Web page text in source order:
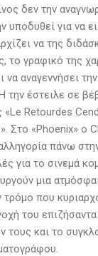
δεν την
υποδυθεί για να
να της
το γραφικό της
αναγεννήσει
έστειλε σε
«Le Retourdes
Στο «Phoenix» ο
πάνω
για το σινεμά
μια
που
του επιζήσαντα
τους και το